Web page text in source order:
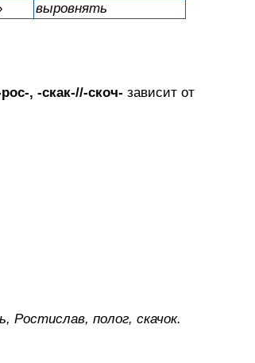
выровнять
, -скак-//-скоч- зависит от
Ростислав, полог, скачок.